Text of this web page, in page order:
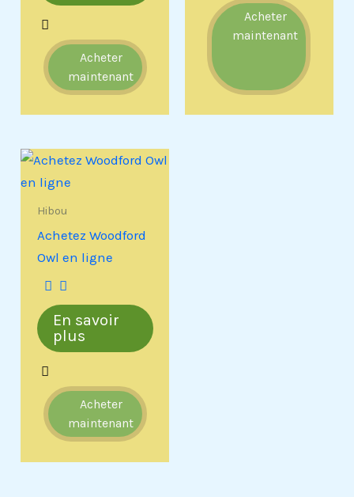
Acheter
maintenant
Acheter
maintenant
Hibou
Achetez Woodford
Owl en ligne
En savoir
plus
Acheter
maintenant